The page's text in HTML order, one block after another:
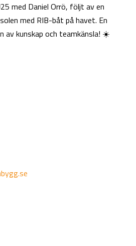
med Daniel Orrö, följt av en
med RIB-båt på havet. En
av kunskap och teamkänsla! ☀️